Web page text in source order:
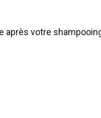
après votre